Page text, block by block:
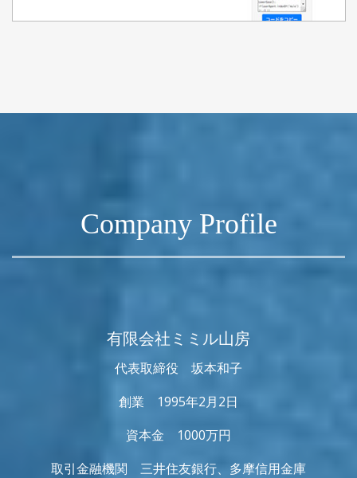
Company Profile
有限会社ミミル山房
代表取締役 坂本和子
創業 1995年2月2日
資本金 1000万円
取引金融機関 三井住友銀行、多摩信用金庫